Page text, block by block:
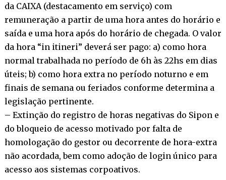
da CAIXA (destacamento em serviço) com
remuneração a partir de uma hora antes do horário e
saída e uma hora após do horário de chegada. O valor
da hora “in itineri” deverá ser pago: a) como hora
normal trabalhada no período de 6h às 22hs em dias
úteis; b) como hora extra no período noturno e em
finais de semana ou feriados conforme determina a
legislação pertinente.
– Extinção do registro de horas negativas do Sipon e
do bloqueio de acesso motivado por falta de
homologação do gestor ou decorrente de hora-extra
não acordada, bem como adoção de login único para
acesso aos sistemas corpoativos.